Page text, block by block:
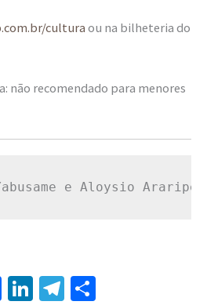
cultura ou na bilheteria do
não recomendado para menores
e Aloysio Araripe/
Fa Li Te